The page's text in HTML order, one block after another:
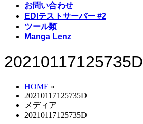
お問い合わせ
EDIテストサーバー #2
ツール類
Manga Lenz
20210117125735D
HOME »
20210117125735D
メディア
20210117125735D